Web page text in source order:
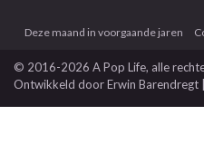
Deze maand in voorgaande jaren
© 2016-2026 A Pop Life, alle
Ontwikkeld doorErwin Barendregt